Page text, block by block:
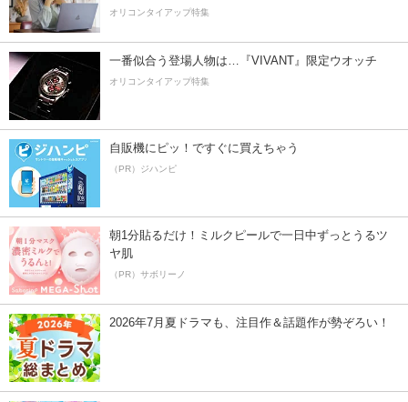
オリコンタイアップ特集
一番似合う登場人物は…『VIVANT』限定ウオッチ
オリコンタイアップ特集
自販機にピッ！ですぐに買えちゃう
（PR）ジハンピ
朝1分貼るだけ！ミルクピールで一日中ずっとうるツ
ヤ肌
（PR）サボリーノ
2026年7月夏ドラマも、注目作＆話題作が勢ぞろい！